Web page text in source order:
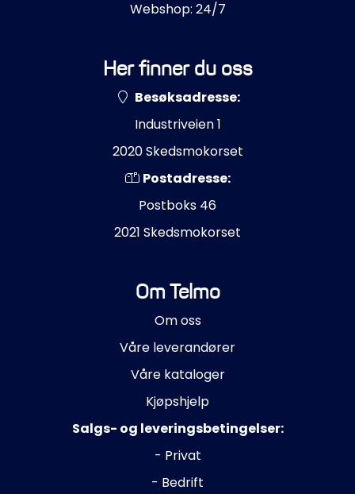
Webshop: 24/7
Her finner du oss
Besøksadresse:
Industriveien 1
2020 Skedsmokorset
Postadresse:
Postboks 46
2021 Skedsmokorset
Om Telmo
Om oss
Våre leverandører
Våre kataloger
Kjøpshjelp
Salgs- og leveringsbetingelser:
- Privat
- Bedrift